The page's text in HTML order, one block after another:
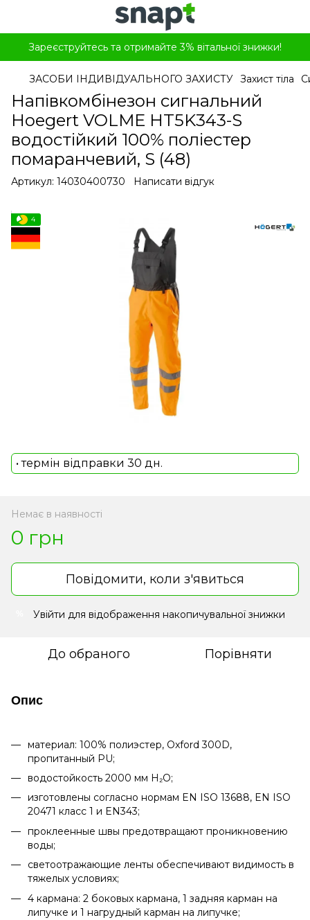
Зареєструйтесь та отримайте 3% вітальної знижки!
ЗАСОБИ ІНДИВІДУАЛЬНОГО ЗАХИСТУ Захист тіла
Напівкомбінезон сигнальний
Hoegert VOLME HT5K343-S
водостійкий 100% поліестер
помаранчевий, S (48)
Артикул: 14030400730 Написати відгук
4
• термін відправки 30 дн.
Немає в наявності
0 грн
Повідомити, коли з'явиться
Увійти для відображення накопичувальної знижки
До обраного Порівняти
Опис
материал: 100% полиэстер, Oxford 300D,
пропитанный PU;
водостойкость 2000 мм H₂O;
изготовлены согласно нормам EN ISO 13688, EN ISO
20471 класс 1 и EN343;
проклеенные швы предотвращают проникновению
воды;
светоотражающие ленты обеспечивают видимость в
тяжелых условиях;
4 кармана: 2 боковых кармана, 1 задняя карман на
липучке и 1 нагрудный карман на липучке;